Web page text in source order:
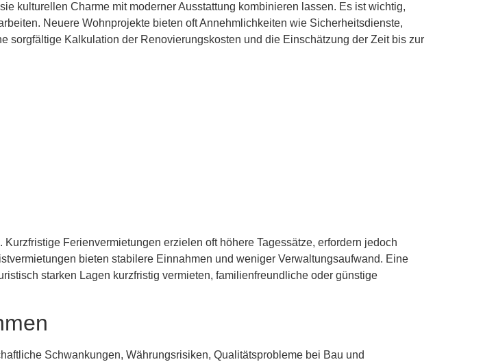
kulturellen Charme mit moderner Ausstattung kombinieren lassen. Es ist wichtig,
Neuere Wohnprojekte bieten oft Annehmlichkeiten wie Sicherheitsdienste,
sorgfältige Kalkulation der Renovierungskosten und die Einschätzung der Zeit bis zur
Ferienvermietungen erzielen oft höhere Tagessätze, erfordern jedoch
bieten stabilere Einnahmen und weniger Verwaltungsaufwand. Eine
starken Lagen kurzfristig vermieten, familienfreundliche oder günstige
Schwankungen, Währungsrisiken, Qualitätsprobleme bei Bau und